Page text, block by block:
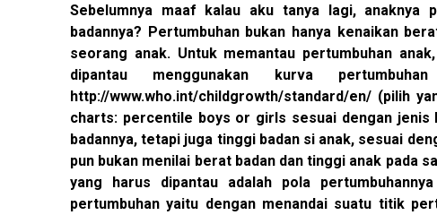
Sebelumnya maaf kalau aku tanya lagi,
badannya? Pertumbuhan bukan hanya kenaikan
seorang anak. Untuk memantau pertumbuhan
dipantau menggunakan kurva
http://www.who.int/childgrowth/standard/en/ (pilih
charts: percentile boys or girls sesuai dengan jenis
badannya, tetapi juga tinggi badan si anak, sesuai
pun bukan menilai berat badan dan tinggi anak pada
yang harus dipantau adalah pola
pertumbuhan yaitu dengan menandai suatu titik